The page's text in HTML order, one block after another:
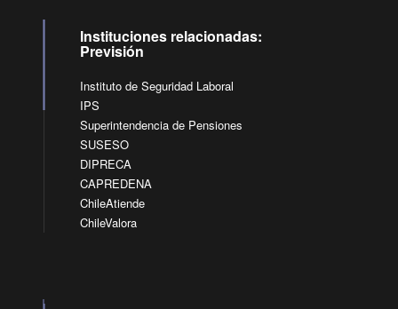
Instituciones relacionadas:
Previsión
Instituto de Seguridad Laboral
IPS
Superintendencia de Pensiones
SUSESO
DIPRECA
CAPREDENA
ChileAtiende
ChileValora